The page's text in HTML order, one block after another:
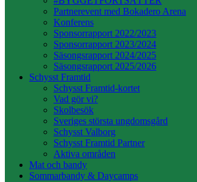
Partnerevent med Bokadero Arena
Konferens
Sponsorrapport 2022/2023
Sponsorrapport 2023/2024
Säsongsrapport 2024/2025
Säsongsrapport 2025/2026
Schysst Framtid
Schysst Framtid-kortet
Vad gör vi?
Skolbesök
Sveriges största ungdomsgård
Schysst Valborg
Schysst Framtid Partner
Aktiva områden
Mat och bandy
Sommarbandy & Daycamps